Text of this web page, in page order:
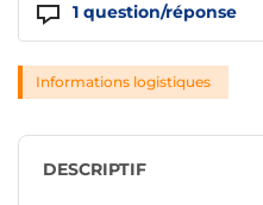
1 question/réponse
Informations logistiques
DESCRIPTIF